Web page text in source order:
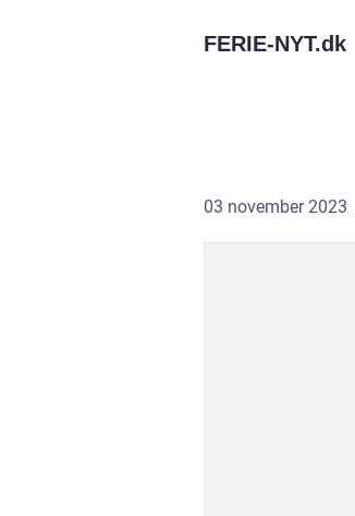
FERIE-NYT.dk
03 november 2023